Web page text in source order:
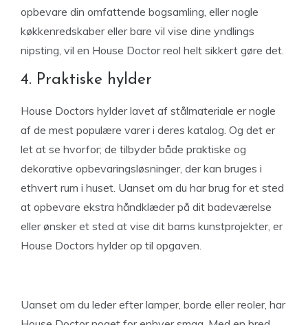
opbevare din omfattende bogsamling, eller nogle
køkkenredskaber eller bare vil vise dine yndlings
nipsting, vil en House Doctor reol helt sikkert gøre det.
4. Praktiske hylder
House Doctors hylder lavet af stålmateriale er nogle
af de mest populære varer i deres katalog. Og det er
let at se hvorfor; de tilbyder både praktiske og
dekorative opbevaringsløsninger, der kan bruges i
ethvert rum i huset. Uanset om du har brug for et sted
at opbevare ekstra håndklæder på dit badeværelse
eller ønsker et sted at vise dit barns kunstprojekter, er
House Doctors hylder op til opgaven.
Uanset om du leder efter lamper, borde eller reoler, har